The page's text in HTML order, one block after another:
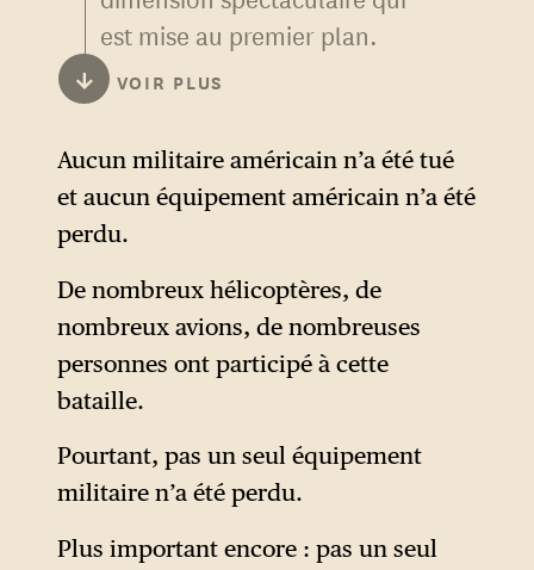
est mise au premier plan.
↓
VOIR PLUS
Aucun militaire américain n’a été tué
et aucun équipement américain n’a été
perdu.
De nombreux hélicoptères, de
nombreux avions, de nombreuses
personnes ont participé à cette
bataille.
Pourtant, pas un seul équipement
militaire n’a été perdu.
Plus important encore : pas un seul